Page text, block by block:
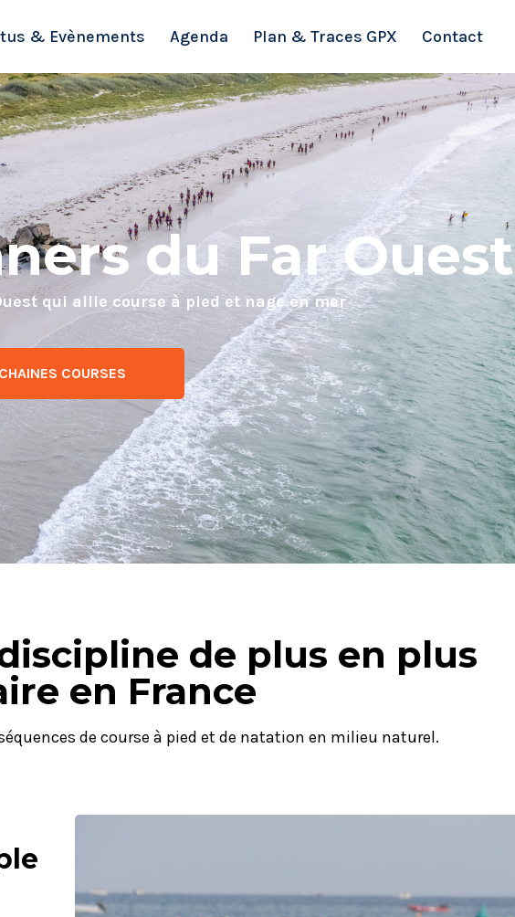
& Evènements Agenda Plan & Traces GPX Contact
du Far Ouest
qui allie course à pied et nage en mer
COURSES
de plus en plus
en France
de course à pied et de natation en milieu naturel.